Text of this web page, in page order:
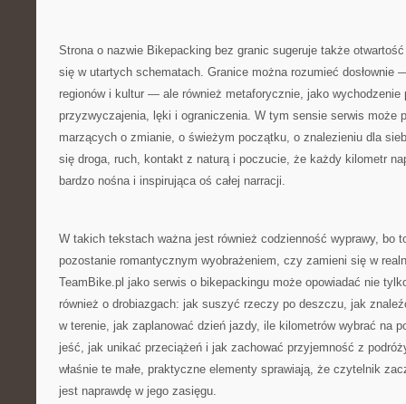
Strona o nazwie Bikepacking bez granic sugeruje także
się w utartych schematach. Granice można rozumieć dosłownie
regionów i kultur — ale również metaforycznie, jako wychodzenie
przyzwyczajenia, lęki i ograniczenia. W tym sensie serwis może
marzących o zmianie, o świeżym początku, o znalezieniu dla
się droga, ruch, kontakt z naturą i poczucie, że każdy kilometr
bardzo nośna i inspirująca oś całej narracji.
W takich tekstach ważna jest również codzienność wyprawy, bo
pozostanie romantycznym wyobrażeniem, czy zamieni się w
TeamBike.pl jako serwis o bikepackingu może opowiadać nie
również o drobiazgach: jak suszyć rzeczy po deszczu, jak
w terenie, jak zaplanować dzień jazdy, ile kilometrów wybrać na
jeść, jak unikać przeciążeń i jak zachować przyjemność z
właśnie te małe, praktyczne elementy sprawiają, że czytelnik
jest naprawdę w jego zasięgu.